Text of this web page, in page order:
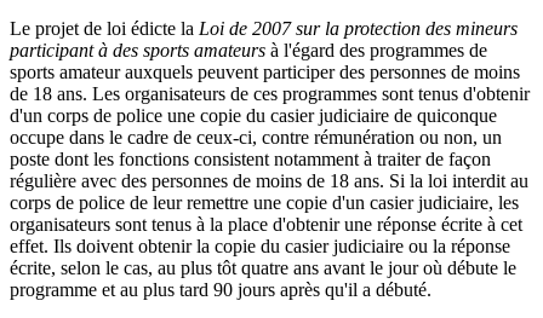
Le projet de loi édicte la Loi de 2007 sur la protection des mineurs
participant à des sports amateurs à l'égard des programmes de
sports amateur auxquels peuvent participer des personnes de moins
de 18 ans. Les organisateurs de ces programmes sont tenus d'obtenir
d'un corps de police une copie du casier judiciaire de quiconque
occupe dans le cadre de ceux-ci, contre rémunération ou non, un
poste dont les fonctions consistent notamment à traiter de façon
régulière avec des personnes de moins de 18 ans. Si la loi interdit au
corps de police de leur remettre une copie d'un casier judiciaire, les
organisateurs sont tenus à la place d'obtenir une réponse écrite à cet
effet. Ils doivent obtenir la copie du casier judiciaire ou la réponse
écrite, selon le cas, au plus tôt quatre ans avant le jour où débute le
programme et au plus tard 90 jours après qu'il a débuté.